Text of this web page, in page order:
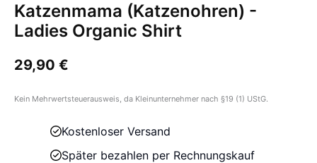
Katzenmama (Katzenohren) -
Ladies Organic Shirt
29,90 €
Kein Mehrwertsteuerausweis, da Kleinunternehmer nach §19 (1) UStG.
Kostenloser Versand
Später bezahlen per Rechnungskauf